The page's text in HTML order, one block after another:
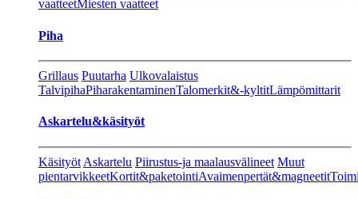
vaatteetMiesten vaatteet
Piha
Grillaus Puutarha Ulkovalaistus
TalvipihaPiharakentaminenTalomerkit&-kyltitLämpömittarit
Askartelu&käsityöt
Käsityöt Askartelu Piirustus-ja maalausvälineet Muut
pientarvikkeetKortit&paketointiAvaimenpertät&magneetit